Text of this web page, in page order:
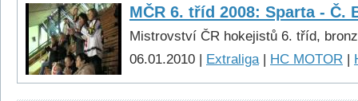
MČR 6. tříd 2008: Sparta - Č.
Mistrovství ČR hokejistů 6. tříd,
06.01.2010 | Extraliga| HC MOTOR |